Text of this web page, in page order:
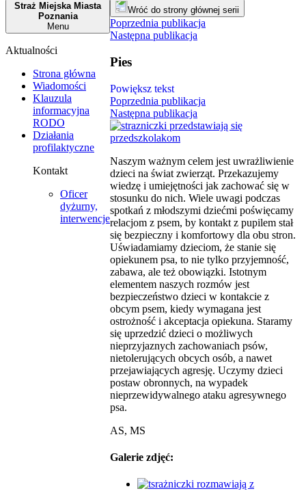
Straż Miejska Miasta
Poznania
Menu
Aktualności
Strona główna
Wiadomości
Klauzula
informacyjna
RODO
Działania
profilaktyczne
Kontakt
Oficer
dyżurny,
interwencje
Wróć do strony głównej serii
Poprzednia publikacja
Następna publikacja
Pies
Powiększ tekst
Poprzednia publikacja
Następna publikacja
Naszym ważnym celem jest uwrażliwienie
dzieci na świat zwierząt. Przekazujemy
wiedzę i umiejętności jak zachować się w
stosunku do nich. Wiele uwagi podczas
spotkań z młodszymi dziećmi poświęcamy
relacjom z psem, by kontakt z pupilem stał
się bezpieczny i komfortowy dla obu stron.
Uświadamiamy dzieciom, że stanie się
opiekunem psa, to nie tylko przyjemność,
zabawa, ale też obowiązki. Istotnym
elementem naszych rozmów jest
bezpieczeństwo dzieci w kontakcie z
obcym psem, kiedy wymagana jest
ostrożność i akceptacja opiekuna. Staramy
się uprzedzić dzieci o możliwych
nieprzyjaznych zachowaniach psów,
nietolerujących obcych osób, a nawet
przejawiających agresję. Uczymy dzieci
postaw obronnych, na wypadek
nieprzewidywalnego ataku agresywnego
psa.
AS, MS
Galerie zdjęć: